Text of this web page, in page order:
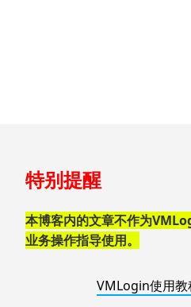
至
脚
特别提醒
本博客内的文章不作为
业务操作指导使用。
VMLogin使用